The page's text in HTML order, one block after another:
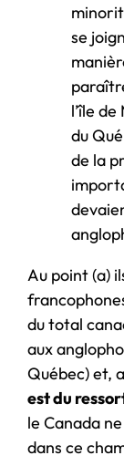
se
l’île
du
de la
Au point (a)
du total
aux
Québec) et,
est du
le Canada
dans ce